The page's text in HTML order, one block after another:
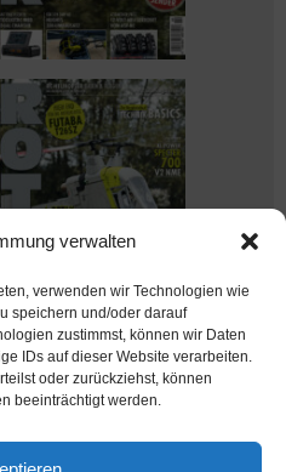
verwalten
verwenden wir Technologien wie
speichern und/oder darauf
zustimmst, können wir Daten
IDs auf dieser Website verarbeiten.
oder zurückziehst, können
beeinträchtigt werden.
– einfach nachbestellen im